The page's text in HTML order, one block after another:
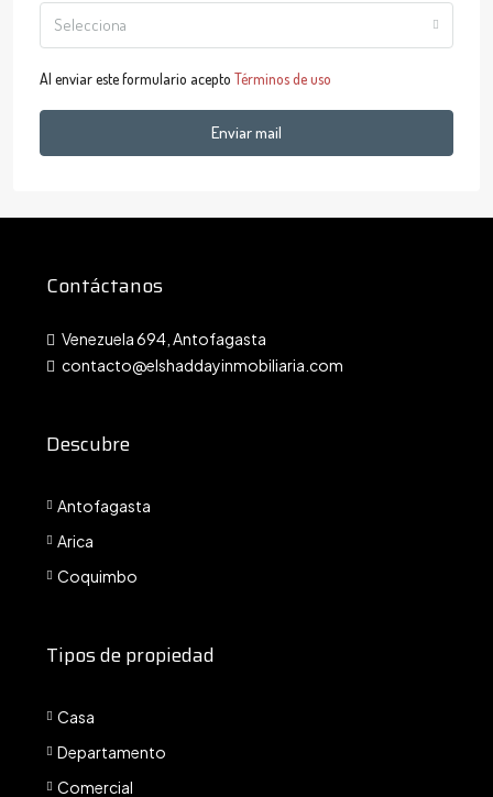
Selecciona
Al enviar este formulario acepto Términos de uso
Enviar mail
Contáctanos
Venezuela 694, Antofagasta
contacto@elshaddayinmobiliaria.com
Descubre
Antofagasta
Arica
Coquimbo
Tipos de propiedad
Casa
Departamento
Comercial